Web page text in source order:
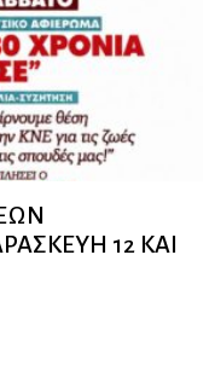
12 ΚΑΙ